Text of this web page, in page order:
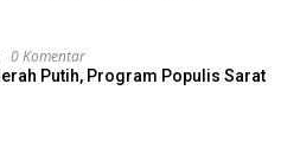
0 Komentar
Putih, Program Populis Sarat